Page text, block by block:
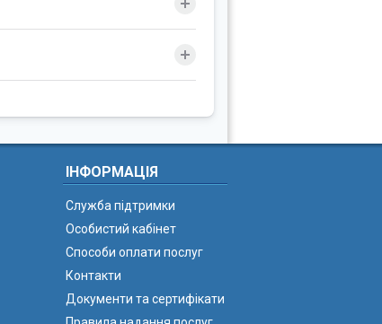
ІНФОРМАЦІЯ
Служба підтримки
Особистий кабінет
Способи оплати послуг
Контакти
Документи та сертифікати